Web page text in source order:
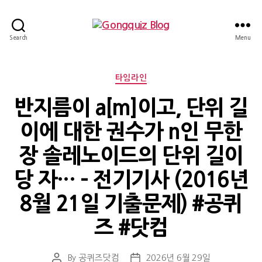
Search Menu
Categories
타임라인
반지름이 a[m]이고, 단위 길
이에 대한 권수가 n인 무한
장 솔레노이드의 단위 길이
당 자… – 전기기사 (2016년
8월 21일 기출문제) #공퀴
즈 #닷컴
PostBy 공퀴즈닷컴
Post2026년 6월 29일